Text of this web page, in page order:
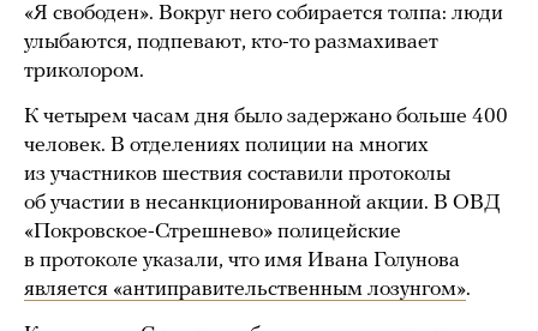
«Я свободен». Вокруг него собирается толпа: люди
улыбаются, подпевают, кто-то размахивает
триколором.
К четырем часам дня было задержано больше 400
человек. В отделениях полиции на многих
из участников шествия составили протоколы
об участии в несанкционированной акции. В ОВД
«Покровское-Стрешнево» полицейские
в протоколе указали, что имя Ивана Голунова
является «антиправительственным лозунгом».